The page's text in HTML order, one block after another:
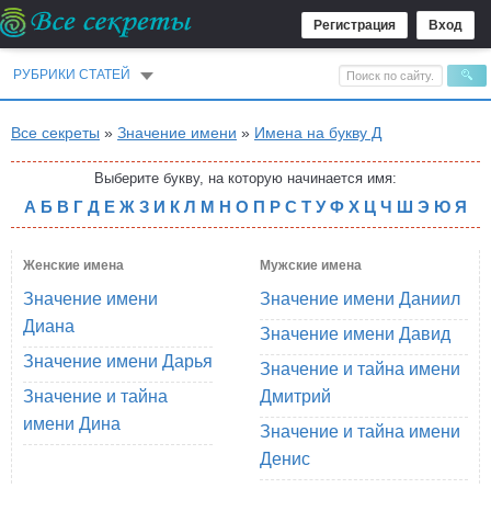
Регистрация Вход
РУБРИКИ СТАТЕЙ
Все секреты » Значение имени » Имена на букву Д
Выберите букву, на которую начинается имя:
А Б В Г Д Е Ж З И К Л М Н О П Р С Т У Ф Х Ц Ч Ш Э Ю Я
Женские имена Мужские имена
Значение имени
Диана
Значение имени Дарья
Значение и тайна
имени Дина
Значение имени Даниил
Значение имени Давид
Значение и тайна имени
Дмитрий
Значение и тайна имени
Денис